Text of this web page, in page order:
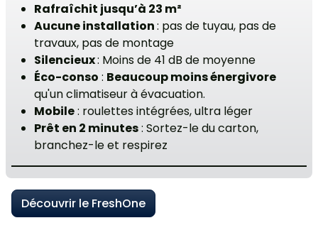
Rafraîchit jusqu’à 23 m²
Aucune installation: pas de tuyau, pas de
travaux, pas de montage
Silencieux: Moins de 41 dB de moyenne
Éco-conso : Beaucoup moins énergivore
qu'un climatiseur à évacuation.
Mobile: roulettes intégrées, ultra léger
Prêt en 2 minutes: Sortez-le du carton,
branchez-le et respirez
Découvrir le FreshOne